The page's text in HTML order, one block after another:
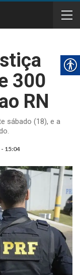
300
RN
sábado (18), e a
- 15:04